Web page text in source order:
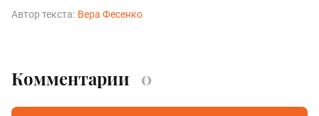
Автор текста: Вера Фесенко
Комментарии 0